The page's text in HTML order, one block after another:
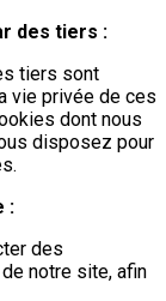
des tiers :
tiers sont
vie privée de ces
dont nous
disposez pour
:
des
notre site, afin